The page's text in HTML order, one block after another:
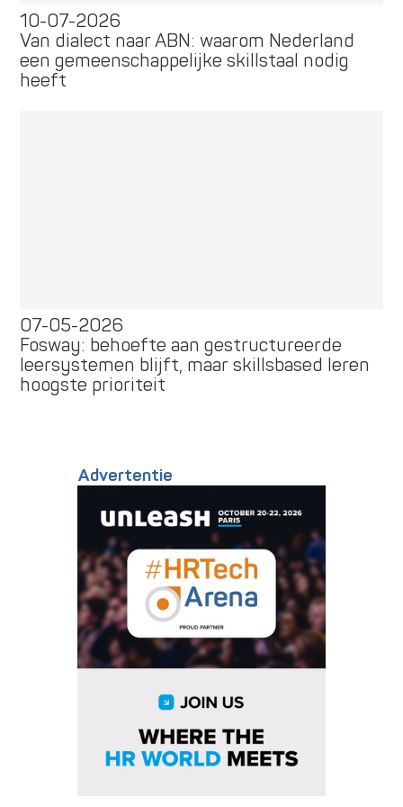
10-07-2026
Van dialect naar ABN: waarom Nederland
een gemeenschappelijke skillstaal nodig
heeft
07-05-2026
Fosway: behoefte aan gestructureerde
leersystemen blijft, maar skillsbased leren
hoogste prioriteit
Advertentie